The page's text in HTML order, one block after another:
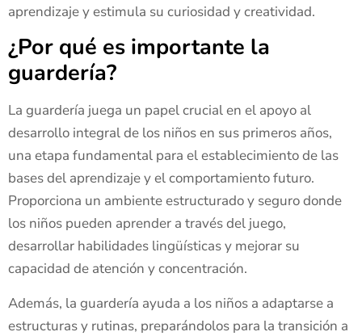
aprendizaje y estimula su curiosidad y creatividad.
¿Por qué es importante la
guardería?
La guardería juega un papel crucial en el apoyo al
desarrollo integral de los niños en sus primeros años,
una etapa fundamental para el establecimiento de las
bases del aprendizaje y el comportamiento futuro.
Proporciona un ambiente estructurado y seguro donde
los niños pueden aprender a través del juego,
desarrollar habilidades lingüísticas y mejorar su
capacidad de atención y concentración.
Además, la guardería ayuda a los niños a adaptarse a
estructuras y rutinas, preparándolos para la transición a